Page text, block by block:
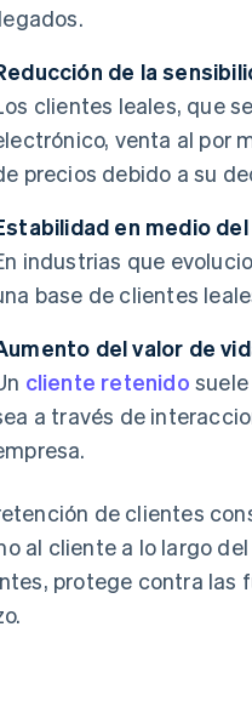
de la
clientes leales, que
venta al por
precios debido a su
en medio
industrias que
base de clientes
del valor de
cliente retenido
a través de
de clientes
al cliente a lo largo
protege contra las